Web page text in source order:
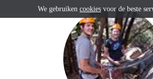
We gebruiken cookies voor de beste